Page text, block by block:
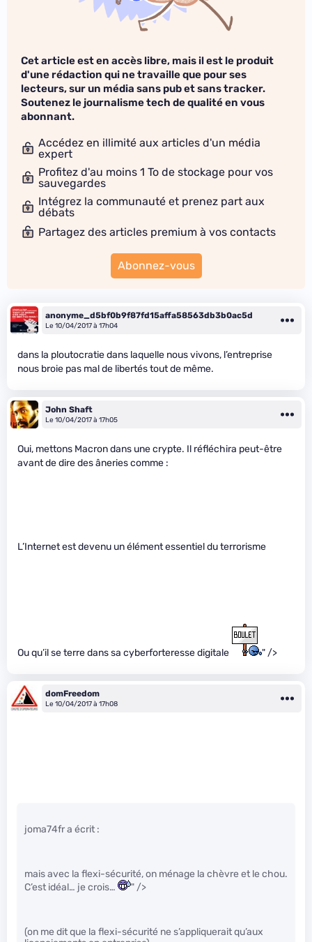
Cet article est en accès libre, mais il est le produit
d'une rédaction qui ne travaille que pour ses
lecteurs, sur un média sans pub et sans tracker.
Soutenez le journalisme tech de qualité en vous
abonnant.
Accédez en illimité aux articles d'un média
expert
Profitez d'au moins 1 To de stockage pour vos
sauvegardes
Intégrez la communauté et prenez part aux
débats
Partagez des articles premium à vos contacts
Abonnez-vous
anonyme_d5bf0b9f87fd15affa58563db3b0ac5d
Le 10/04/2017 à 17h04
dans la ploutocratie dans laquelle nous vivons, l’entreprise
nous broie pas mal de libertés tout de même.
John Shaft
Le 10/04/2017 à 17h05
Oui, mettons Macron dans une crypte. Il réfléchira peut-être
avant de dire des âneries comme :
L’Internet est devenu un élément essentiel du terrorisme
Ou qu’il se terre dans sa cyberforteresse digitale " />
domFreedom
Le 10/04/2017 à 17h08
joma74fr a écrit :
mais avec la flexi-sécurité, on ménage la chèvre et le chou.
C’est idéal… je crois…
" />
(on me dit que la flexi-sécurité ne s’appliquerait qu’aux